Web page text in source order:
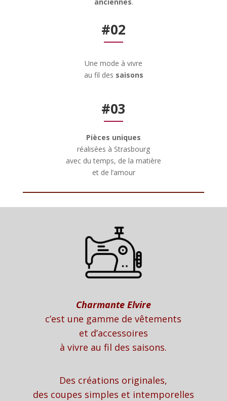
#02
Une mode à vivre
au fil des saisons
#03
Pièces uniques
réalisées à Strasbourg
avec du temps, de la matière
et de l’amour
Charmante Elvire
c’est une gamme de vêtements
et d’accessoires
à vivre au fil des saisons.
Des créations originales,
des coupes simples et intemporelles